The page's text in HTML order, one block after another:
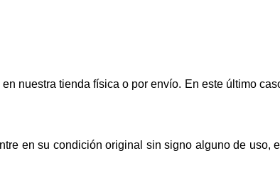
nuestra tienda física o por envío. En este último
en su condición original sin signo alguno de uso,